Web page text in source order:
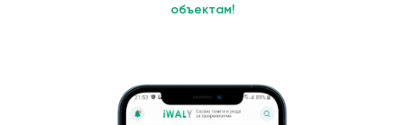
объектам!